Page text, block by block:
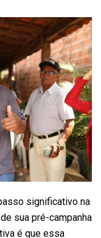
significativo na
sua pré-campanha
é que essa